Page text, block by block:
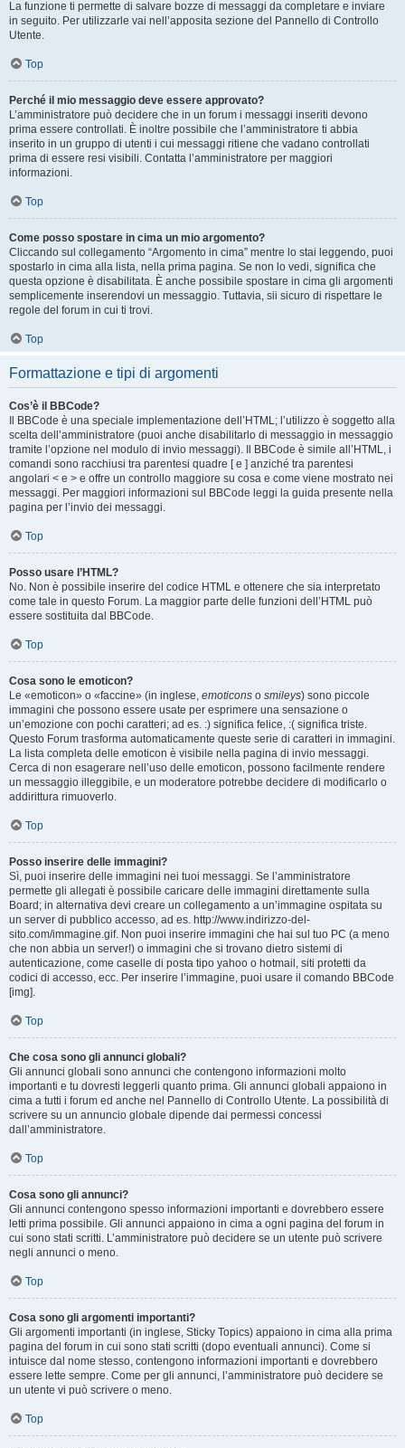
La funzione ti permette di salvare bozze di messaggi da completare e inviare
in seguito. Per utilizzarle vai nell’apposita sezione del Pannello di Controllo
Utente.
Top
Perché il mio messaggio deve essere approvato?
L’amministratore può decidere che in un forum i messaggi inseriti devono
prima essere controllati. È inoltre possibile che l’amministratore ti abbia
inserito in un gruppo di utenti i cui messaggi ritiene che vadano controllati
prima di essere resi visibili. Contatta l’amministratore per maggiori
informazioni.
Top
Come posso spostare in cima un mio argomento?
Cliccando sul collegamento “Argomento in cima” mentre lo stai leggendo, puoi
spostarlo in cima alla lista, nella prima pagina. Se non lo vedi, significa che
questa opzione è disabilitata. È anche possibile spostare in cima gli argomenti
semplicemente inserendovi un messaggio. Tuttavia, sii sicuro di rispettare le
regole del forum in cui ti trovi.
Top
Formattazione e tipi di argomenti
Cos’è il BBCode?
Il BBCode è una speciale implementazione dell’HTML; l’utilizzo è soggetto alla
scelta dell’amministratore (puoi anche disabilitarlo di messaggio in messaggio
tramite l’opzione nel modulo di invio messaggi). Il BBCode è simile all’HTML, i
comandi sono racchiusi tra parentesi quadre [ e ] anziché tra parentesi
angolari < e > e offre un controllo maggiore su cosa e come viene mostrato nei
messaggi. Per maggiori informazioni sul BBCode leggi la guida presente nella
pagina per l’invio dei messaggi.
Top
Posso usare l’HTML?
No. Non è possibile inserire del codice HTML e ottenere che sia interpretato
come tale in questo Forum. La maggior parte delle funzioni dell’HTML può
essere sostituita dal BBCode.
Top
Cosa sono le emoticon?
Le «emoticon» o «faccine» (in inglese, emoticons o smileys) sono piccole
immagini che possono essere usate per esprimere una sensazione o
un’emozione con pochi caratteri; ad es. :) significa felice, :( significa triste.
Questo Forum trasforma automaticamente queste serie di caratteri in immagini.
La lista completa delle emoticon è visibile nella pagina di invio messaggi.
Cerca di non esagerare nell’uso delle emoticon, possono facilmente rendere
un messaggio illeggibile, e un moderatore potrebbe decidere di modificarlo o
addirittura rimuoverlo.
Top
Posso inserire delle immagini?
Sì, puoi inserire delle immagini nei tuoi messaggi. Se l’amministratore
permette gli allegati è possibile caricare delle immagini direttamente sulla
Board; in alternativa devi creare un collegamento a un’immagine ospitata su
un server di pubblico accesso, ad es. http://www.indirizzo-del-
sito.com/immagine.gif. Non puoi inserire immagini che hai sul tuo PC (a meno
che non abbia un server!) o immagini che si trovano dietro sistemi di
autenticazione, come caselle di posta tipo yahoo o hotmail, siti protetti da
codici di accesso, ecc. Per inserire l’immagine, puoi usare il comando BBCode
[img].
Top
Che cosa sono gli annunci globali?
Gli annunci globali sono annunci che contengono informazioni molto
importanti e tu dovresti leggerli quanto prima. Gli annunci globali appaiono in
cima a tutti i forum ed anche nel Pannello di Controllo Utente. La possibilità di
scrivere su un annuncio globale dipende dai permessi concessi
dall’amministratore.
Top
Cosa sono gli annunci?
Gli annunci contengono spesso informazioni importanti e dovrebbero essere
letti prima possibile. Gli annunci appaiono in cima a ogni pagina del forum in
cui sono stati scritti. L’amministratore può decidere se un utente può scrivere
negli annunci o meno.
Top
Cosa sono gli argomenti importanti?
Gli argomenti importanti (in inglese, Sticky Topics) appaiono in cima alla prima
pagina del forum in cui sono stati scritti (dopo eventuali annunci). Come si
intuisce dal nome stesso, contengono informazioni importanti e dovrebbero
essere lette sempre. Come per gli annunci, l’amministratore può decidere se
un utente vi può scrivere o meno.
Top